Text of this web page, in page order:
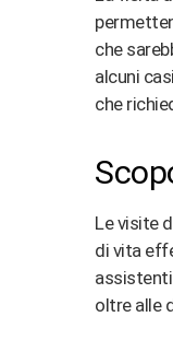
che
alcuni
che
Le visite
di vita
oltre alle